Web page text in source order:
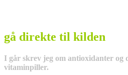
gå direkte til kilden
I går skrev jeg om antioxidanter og
vitaminpiller.